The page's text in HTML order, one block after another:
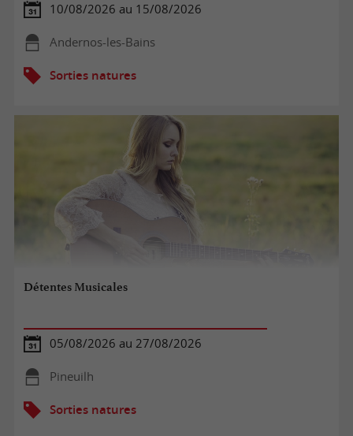
10/08/2026 au 15/08/2026
Andernos-les-Bains
Sorties natures
Détentes Musicales
05/08/2026 au 27/08/2026
Pineuilh
Sorties natures